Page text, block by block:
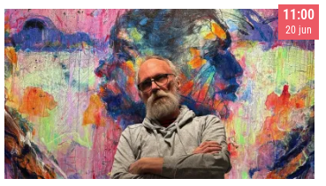
11:00
20 jun